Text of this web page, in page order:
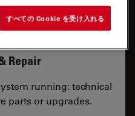
Repair
running: technical
parts or upgrades.
すべての Cookie を受け入れる